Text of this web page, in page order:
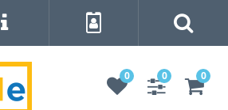
0 0 0